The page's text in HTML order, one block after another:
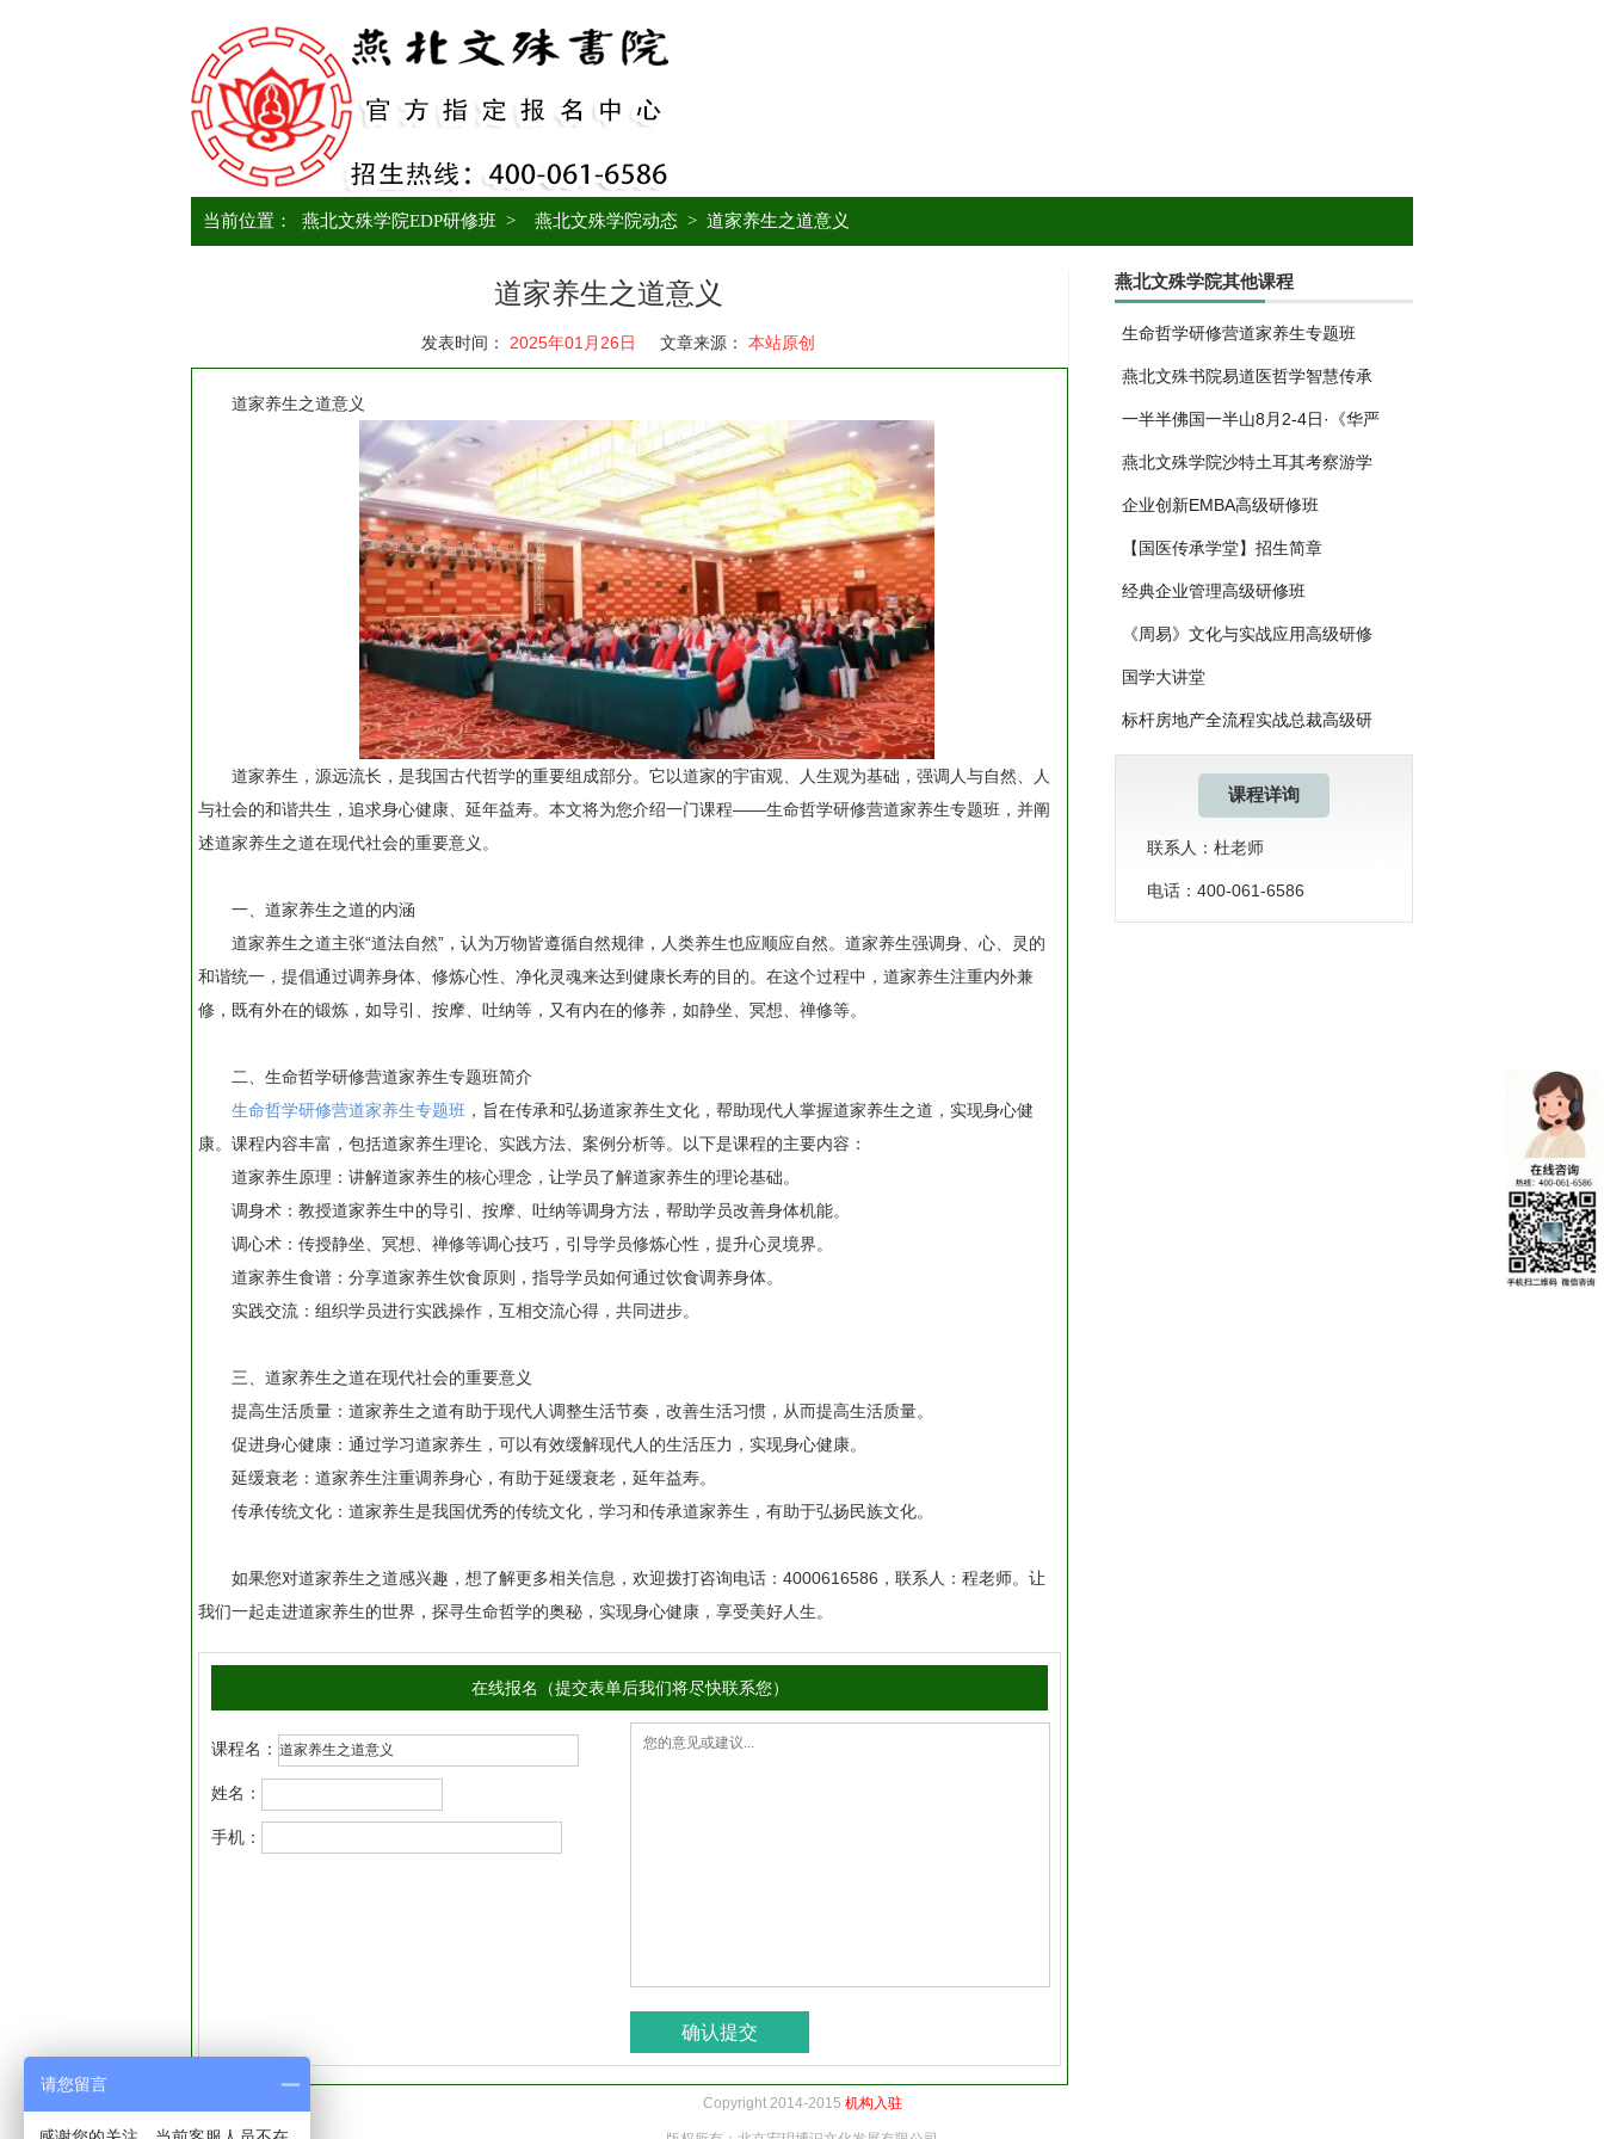
当前位置： 燕北文殊学院EDP研修班 > 燕北文殊学院动态 > 道家养生之道意义
道家养生之道意义
发表时间： 2025年01月26日 文章来源： 本站原创
道家养生之道意义
道家养生，源远流长，是我国古代哲学的重要组成部分。它以道家的宇宙观、人生观为基础，强调人与自然、人
与社会的和谐共生，追求身心健康、延年益寿。本文将为您介绍一门课程——生命哲学研修营道家养生专题班，并阐
述道家养生之道在现代社会的重要意义。
一、道家养生之道的内涵
道家养生之道主张“道法自然”，认为万物皆遵循自然规律，人类养生也应顺应自然。道家养生强调身、心、灵的
和谐统一，提倡通过调养身体、修炼心性、净化灵魂来达到健康长寿的目的。在这个过程中，道家养生注重内外兼
修，既有外在的锻炼，如导引、按摩、吐纳等，又有内在的修养，如静坐、冥想、禅修等。
二、生命哲学研修营道家养生专题班简介
生命哲学研修营道家养生专题班 ，旨在传承和弘扬道家养生文化，帮助现代人掌握道家养生之道，实现身心健
康。课程内容丰富，包括道家养生理论、实践方法、案例分析等。以下是课程的主要内容：
道家养生原理：讲解道家养生的核心理念，让学员了解道家养生的理论基础。
调身术：教授道家养生中的导引、按摩、吐纳等调身方法，帮助学员改善身体机能。
调心术：传授静坐、冥想、禅修等调心技巧，引导学员修炼心性，提升心灵境界。
道家养生食谱：分享道家养生饮食原则，指导学员如何通过饮食调养身体。
实践交流：组织学员进行实践操作，互相交流心得，共同进步。
三、道家养生之道在现代社会的重要意义
提高生活质量：道家养生之道有助于现代人调整生活节奏，改善生活习惯，从而提高生活质量。
促进身心健康：通过学习道家养生，可以有效缓解现代人的生活压力，实现身心健康。
延缓衰老：道家养生注重调养身心，有助于延缓衰老，延年益寿。
传承传统文化：道家养生是我国优秀的传统文化，学习和传承道家养生，有助于弘扬民族文化。
如果您对道家养生之道感兴趣，想了解更多相关信息，欢迎拨打咨询电话：4000616586，联系人：程老师。让
我们一起走进道家养生的世界，探寻生命哲学的奥秘，实现身心健康，享受美好人生。
在线报名（提交表单后我们将尽快联系您）
课程名：
姓名：
手机：
燕北文殊学院其他课程
生命哲学研修营道家养生专题班
燕北文殊书院易道医哲学智慧传承
一半半佛国一半山8月2-4日·《华严
燕北文殊学院沙特土耳其考察游学
企业创新EMBA高级研修班
【国医传承学堂】招生简章
经典企业管理高级研修班
《周易》文化与实战应用高级研修
国学大讲堂
标杆房地产全流程实战总裁高级研
课程详询
联系人：杜老师
电话：400-061-6586
Copyright 2014-2015 机构入驻
请您留言